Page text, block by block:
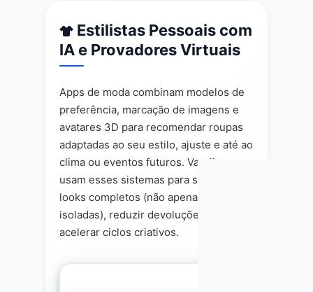
Estilistas Pessoais com
IA e Provadores Virtuais
Apps de moda combinam modelos de
preferência, marcação de imagens e
avatares 3D para recomendar roupas
adaptadas ao seu estilo, ajuste e até ao
clima ou eventos futuros. Varejistas
usam esses sistemas para sugerir
looks completos (não apenas peças
isoladas), reduzir devoluções e
acelerar ciclos criativos.